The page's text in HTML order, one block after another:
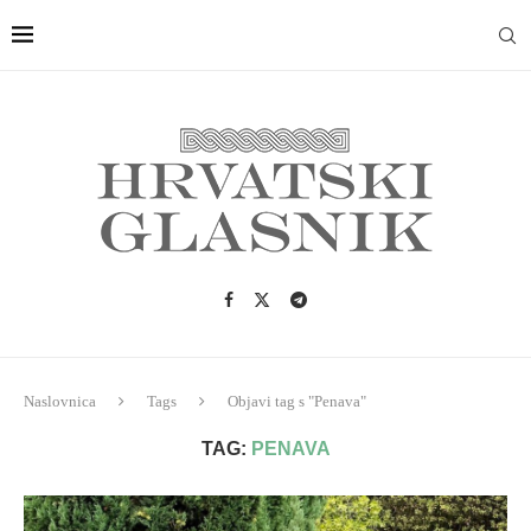
Naslovnica Tags Objavi tag s "Penava"
TAG: PENAVA